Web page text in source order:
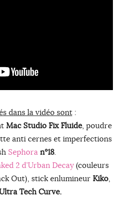
dans la vidéo sont:
Mac Studio Fix Fluide, poudre
anti cernes et imperfections
Sephora n°18.
2 d’Urban Decay (couleurs
Out), stick enlumineur Kiko,
Tech Curve.